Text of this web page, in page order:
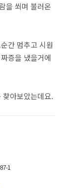
을 쐬며 불러온
간 멈추고 시원
증을 냈을거에
아보았는데요.